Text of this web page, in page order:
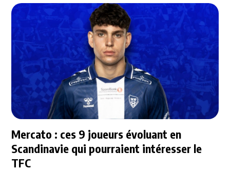
Mercato : ces 9 joueurs évoluant en
Scandinavie qui pourraient intéresser le
TFC